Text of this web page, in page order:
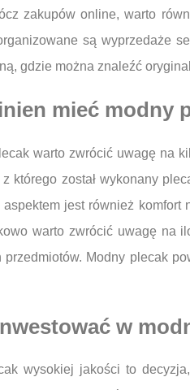
zakupów online, warto
są wyprzedaże
gdzie można znaleźć
mieć modny
warto zwrócić uwagę na
z którego został wykonany
aspektem jest również
warto zwrócić uwagę na
przedmiotów. Modny plecak
w
wysokiej jakości to